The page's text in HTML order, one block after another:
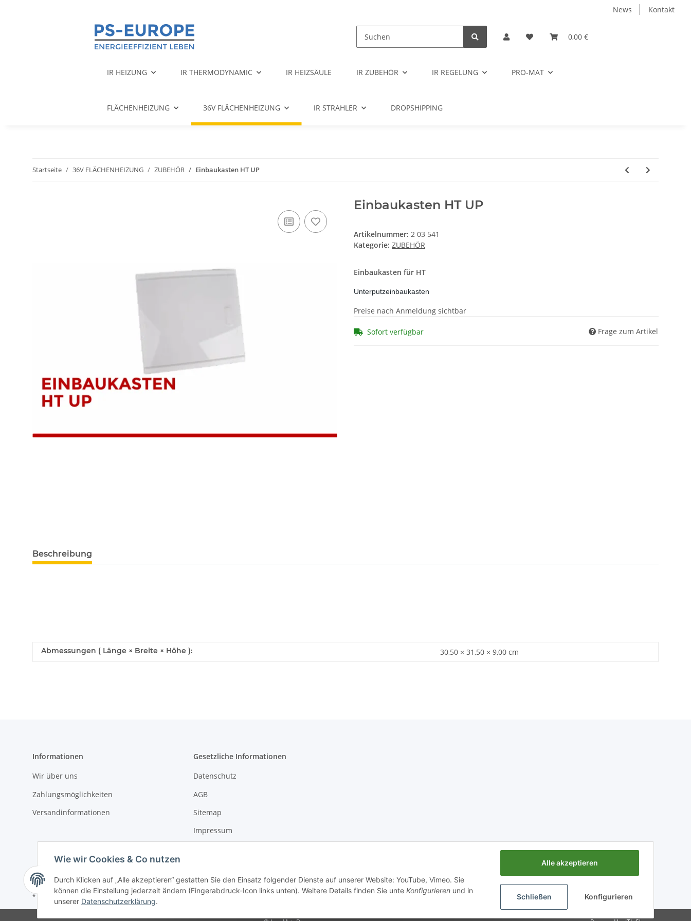
News Kontakt
0,00 €
IR HEIZUNG IR THERMODYNAMIC IR HEIZSÄULE IR ZUBEHÖR IR REGELUNG PRO-MAT
FLÄCHENHEIZUNG 36V FLÄCHENHEIZUNG IR STRAHLER DROPSHIPPING
Startseite 36V FLÄCHENHEIZUNG ZUBEHÖR Einbaukasten HT UP
Einbaukasten HT UP
Artikelnummer: 2 03 541
Kategorie: ZUBEHÖR
Einbaukasten für HT
Unterputzeinbaukasten
Preise nach Anmeldung sichtbar
Sofort verfügbar Frage zum Artikel
Beschreibung
Abmessungen ( Länge × Breite × Höhe ): 30,50 × 31,50 × 9,00 cm
Informationen
Wir über uns
Zahlungsmöglichkeiten
Versandinformationen
Gesetzliche Informationen
Datenschutz
AGB
Sitemap
Impressum
* Alle Preise inkl. gesetzlicher USt., zzgl.
Wie wir Cookies & Co nutzen
Durch Klicken auf „Alle akzeptieren“ gestatten Sie den Einsatz folgender Dienste auf unserer Website: YouTube, Vimeo. Sie
können die Einstellung jederzeit ändern (Fingerabdruck-Icon links unten). Weitere Details finden Sie unte Konfigurieren und in
unserer Datenschutzerklärung.
Alle akzeptieren
Schließen Konfigurieren